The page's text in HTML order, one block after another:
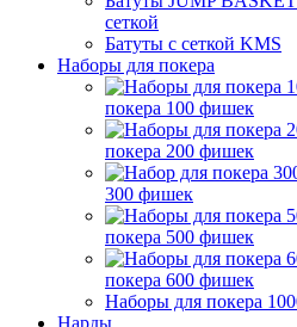
сеткой
Батуты с сеткой KMS
Наборы для покера
покера 100 фишек
покера 200 фишек
300 фишек
покера 500 фишек
покера 600 фишек
Наборы для покера